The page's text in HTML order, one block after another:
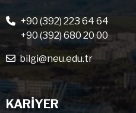
+90 (392) 223 64 64
+90 (392) 680 20 00
bilgi@neu.edu.tr
KARİYER